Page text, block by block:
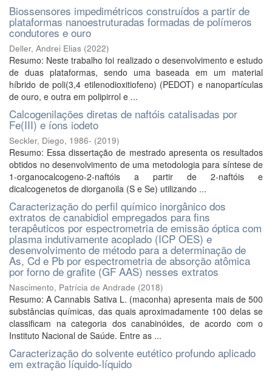
Biossensores impedimétricos construídos a partir de
plataformas nanoestruturadas formadas de polímeros
condutores e ouro
Deller, Andrei Elias (2022)
Resumo: Neste trabalho foi realizado o desenvolvimento e estudo
de duas plataformas, sendo uma baseada em um material
híbrido de poli(3,4 etilenodioxitiofeno) (PEDOT) e nanopartículas
de ouro, e outra em polipirrol e ...
Calcogenilações diretas de naftóis catalisadas por
Fe(III) e íons iodeto
Seckler, Diego, 1986- (2019)
Resumo: Essa dissertação de mestrado apresenta os resultados
obtidos no desenvolvimento de uma metodologia para síntese de
1-organocalcogeno-2-naftóis a partir de 2-naftóis e
dicalcogenetos de diorganoila (S e Se) utilizando ...
Caracterização do perfil químico inorgânico dos
extratos de canabidiol empregados para fins
terapêuticos por espectrometria de emissão óptica com
plasma indutivamente acoplado (ICP OES) e
desenvolvimento de método para a determinação de
As, Cd e Pb por espectrometria de absorção atômica
por forno de grafite (GF AAS) nesses extratos
Nascimento, Patrícia de Andrade (2018)
Resumo: A Cannabis Sativa L. (maconha) apresenta mais de 500
substâncias químicas, das quais aproximadamente 100 delas se
classificam na categoria dos canabinóides, de acordo com o
Instituto Nacional de Saúde. Entre as ...
Caracterização do solvente eutético profundo aplicado
em extração líquido-líquido